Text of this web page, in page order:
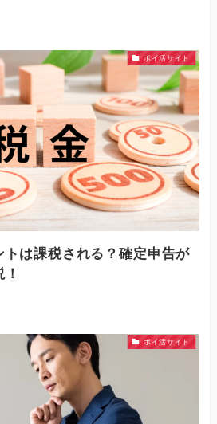
ポイ活サイト
は課税される？確定申告が
ポイ活サイト